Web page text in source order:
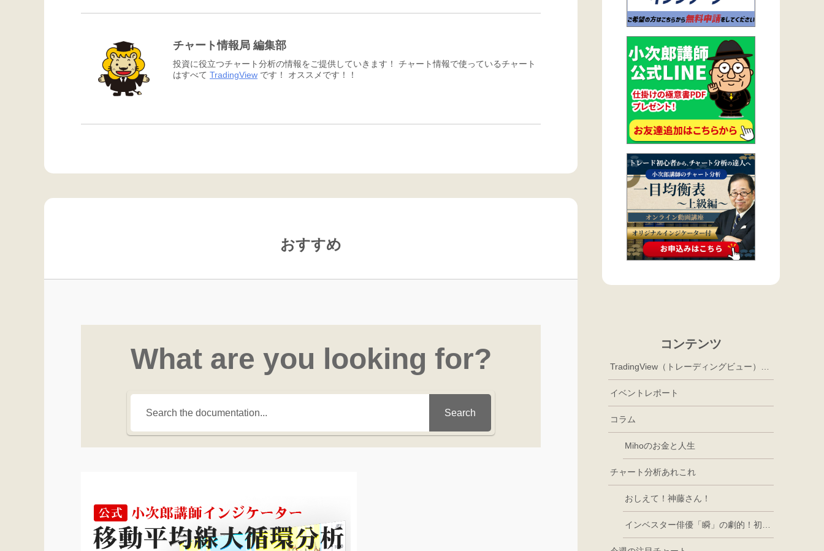
チャート情報局 編集部
投資に役立つチャート分析の情報をご提供していきます！ チャート情報で使っているチャート
はすべて TradingView です！ オススメです！！
おすすめ
What are you looking for?
Search
コンテンツ
イベントレポート
コラム
Mihoのお金と人生
チャート分析あれこれ
おしえて！神藤さん！